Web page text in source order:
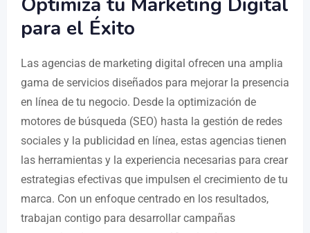
para el Éxito
Las agencias de marketing digital ofrecen una amplia
gama de servicios diseñados para mejorar la presencia
en línea de tu negocio. Desde la optimización de
motores de búsqueda (SEO) hasta la gestión de redes
sociales y la publicidad en línea, estas agencias tienen
las herramientas y la experiencia necesarias para crear
estrategias efectivas que impulsen el crecimiento de tu
marca. Con un enfoque centrado en los resultados,
trabajan contigo para desarrollar campañas